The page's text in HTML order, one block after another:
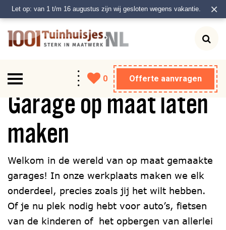
Let op: van 1 t/m 16 augustus zijn wij gesloten wegens vakantie. ×
Berging
Veranda
Schuur
Garage
Carport
0 Offerte aanvragen
Garage op maat laten
maken
Welkom in de wereld van op maat gemaakte
garages! In onze werkplaats maken we elk
onderdeel, precies zoals jij het wilt hebben.
Of je nu plek nodig hebt voor auto’s, fietsen
van de kinderen of het opbergen van allerlei